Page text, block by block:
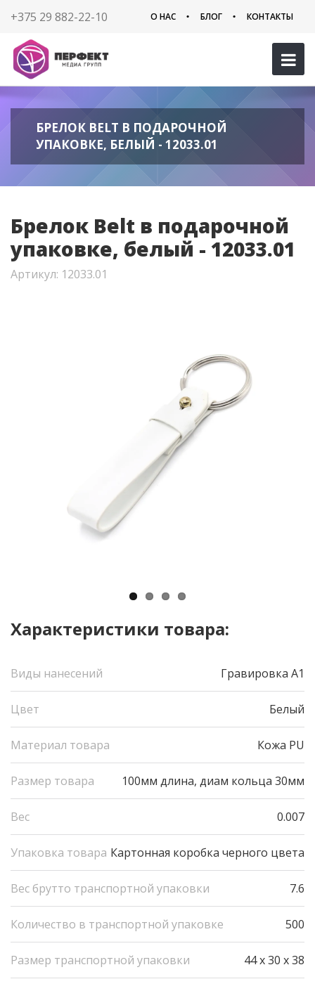
+375 29 882-22-10 О НАС БЛОГ КОНТАКТЫ
БРЕЛОК BELT В ПОДАРОЧНОЙ
УПАКОВКЕ, БЕЛЫЙ - 12033.01
Брелок Belt в подарочной
упаковке, белый - 12033.01
Артикул: 12033.01
Характеристики товара:
Виды нанесений Гравировка А1
Цвет Белый
Материал товара Кожа PU
Размер товара 100мм длина, диам кольца 30мм
Вес 0.007
Упаковка товара Картонная коробка черного цвета
Вес брутто транспортной упаковки 7.6
Количество в транспортной упаковке 500
Размер транспортной упаковки 44 x 30 x 38